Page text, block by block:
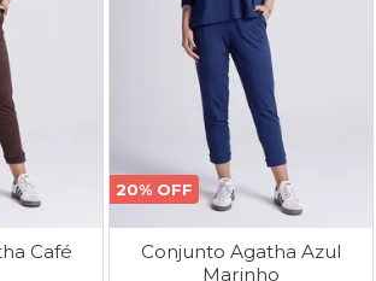
Café
20% OFF
Conjunto Agatha Azul
Marinho